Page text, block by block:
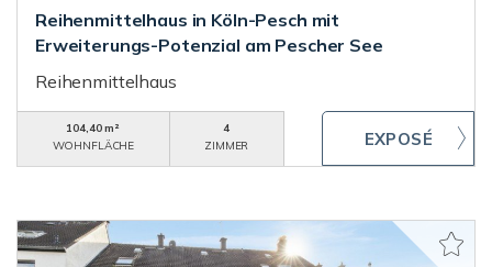
Reihenmittelhaus in Köln-Pesch mit
Erweiterungs-Potenzial am Pescher See
Reihenmittelhaus
104,40 m²
WOHNFLÄCHE
4
ZIMMER